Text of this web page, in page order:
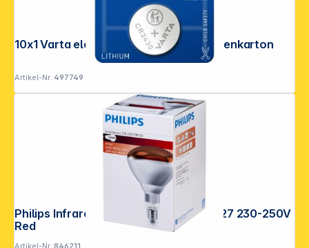
10x1 Varta electronic CR 2430 VPE Innenkarton
Artikel-Nr.:497749
Philips Infrarotlampe BR125 IR 150W E27 230-250V
Red
Folgen Sie uns auf